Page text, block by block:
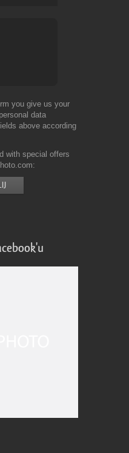
you give us your
data
above according
with special offers